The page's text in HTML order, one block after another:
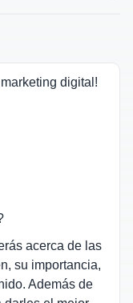
digital!
acerca de las
su importancia,
Además de